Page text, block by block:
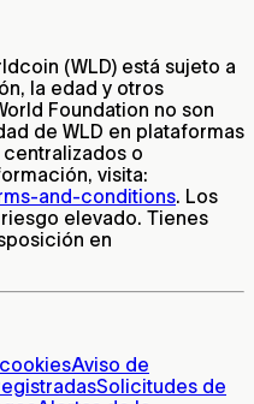
(WLD) está sujeto a
la edad y otros
Foundation no son
de WLD en plataformas
o
visita:
and-conditions. Los
elevado. Tienes
en
Aviso de
Solicitudes de